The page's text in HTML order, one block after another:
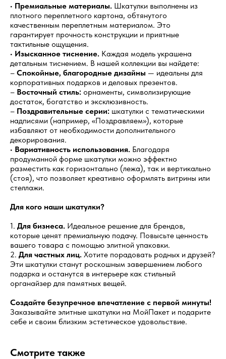
• Премиальные материалы. Шкатулки выполнены из
плотного переплетного картона, обтянутого
качественным переплетным материалом. Это
гарантирует прочность конструкции и приятные
тактильные ощущения.
• Изысканное тиснение. Каждая модель украшена
детальным тиснением. В нашей коллекции вы найдете:
– Спокойные, благородные дизайны — идеальны для
корпоративных подарков и деловых презентов.
– Восточный стиль: орнаменты, символизирующие
достаток, богатство и эксклюзивность.
– Поздравительные серии: шкатулки с тематическими
надписями (например, «Поздравляем»), которые
избавляют от необходимости дополнительного
декорирования.
• Вариативность использования. Благодаря
продуманной форме шкатулки можно эффектно
разместить как горизонтально (лежа), так и вертикально
(стоя), что позволяет креативно оформлять витрины или
стеллажи.
Для кого наши шкатулки?
1. Для бизнеса. Идеальное решение для брендов,
которые ценят премиальную подачу. Повысьте ценность
вашего товара с помощью элитной упаковки.
2. Для частных лиц. Хотите порадовать родных и друзей?
Эти шкатулки станут роскошным завершением любого
подарка и останутся в интерьере как стильный
органайзер для памятных вещей.
Создайте безупречное впечатление с первой минуты!
Заказывайте элитные шкатулки на МойПакет и подарите
себе и своим близким эстетическое удовольствие.
Смотрите также